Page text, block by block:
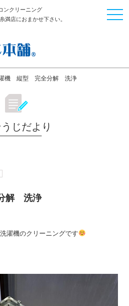
ンクリーニング
満店におまかせ下さい。
機 縦型 完全分解 洗浄
じだより
解 洗浄
濯機のクリーニングです